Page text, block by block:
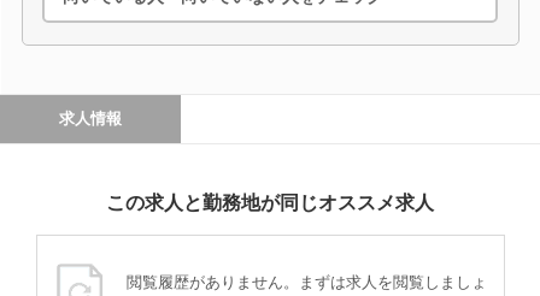
求人情報
この求人と勤務地が同じオススメ求人
閲覧履歴がありません。まずは求人を閲覧しましょ